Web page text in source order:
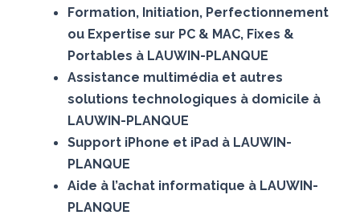
Formation, Initiation, Perfectionnement
ou Expertise sur PC & MAC, Fixes &
Portables à LAUWIN-PLANQUE
Assistance multimédia et autres
solutions technologiques à domicile à
LAUWIN-PLANQUE
Support iPhone et iPad à LAUWIN-
PLANQUE
Aide à l’achat informatique à LAUWIN-
PLANQUE